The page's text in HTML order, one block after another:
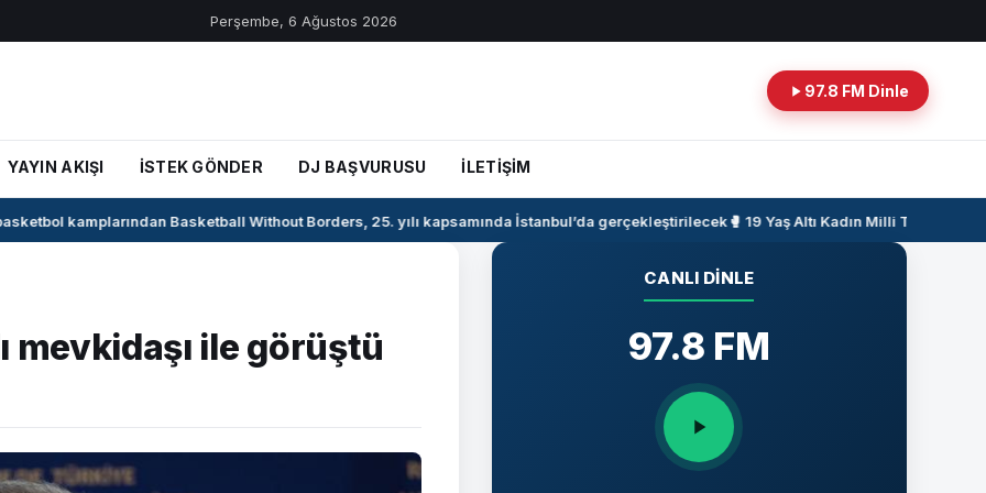
Perşembe, 6 Ağustos 2026
97.8 FM Dinle
YAYIN AKIŞI İSTEK GÖNDER DJ BAŞVURUSU İLETİŞİM
kamplarından Basketball Without Borders, 25. yılı kapsamında İstanbul’da gerçekleştirilecek🥊 19 Yaş Altı Kadın Milli Takımımız,
mevkidaşı ile görüştü
CANLI DINLE
97.8 FM